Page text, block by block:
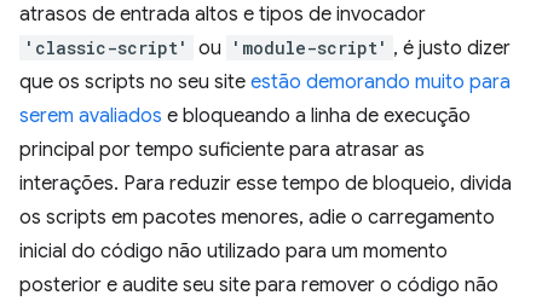
atrasos de entrada altos e tipos de invocador
'classic-script' ou 'module-script' , é justo dizer
que os scripts no seu site estão demorando muito para
serem avaliados e bloqueando a linha de execução
principal por tempo suficiente para atrasar as
interações. Para reduzir esse tempo de bloqueio, divida
os scripts em pacotes menores, adie o carregamento
inicial do código não utilizado para um momento
posterior e audite seu site para remover o código não